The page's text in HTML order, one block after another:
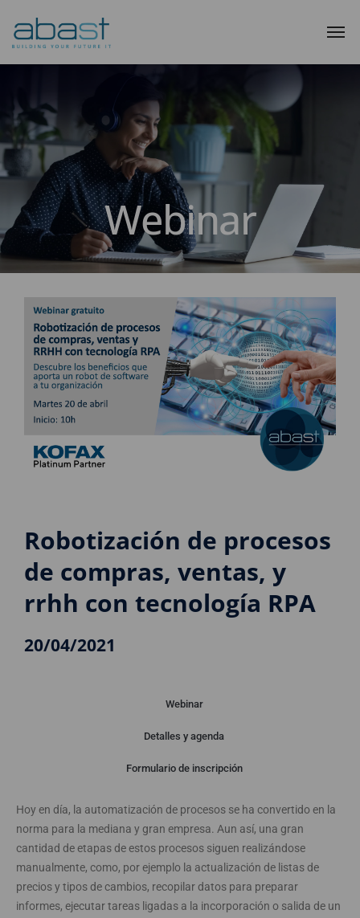
Webinar
Robotización de procesos
de compras, ventas, y
rrhh con tecnología RPA
20/04/2021
Webinar
Detalles y agenda
Formulario de inscripción
Hoy en día, la automatización de procesos se ha convertido en la
norma para la mediana y gran empresa. Aun así, una gran
cantidad de etapas de estos procesos siguen realizándose
manualmente, como, por ejemplo la actualización de listas de
precios y tipos de cambios, recopilar datos para preparar
informes, ejecutar tareas ligadas a la incorporación o salida de un